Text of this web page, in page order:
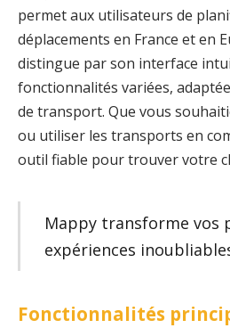
permet aux utilisateurs de
déplacements en France et en
distingue par son interface
fonctionnalités variées,
de transport. Que vous
ou utiliser les transports en
outil fiable pour trouver votre
Mappy transforme vos
expériences
Fonctionnalités